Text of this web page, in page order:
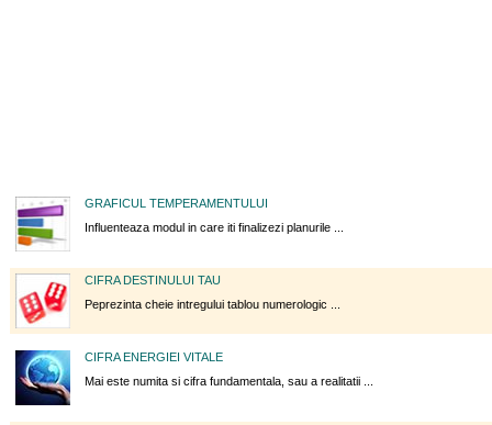
GRAFICUL TEMPERAMENTULUI
Influenteaza modul in care iti finalizezi planurile ...
CIFRA DESTINULUI TAU
Peprezinta cheie intregului tablou numerologic ...
CIFRA ENERGIEI VITALE
Mai este numita si cifra fundamentala, sau a realitatii ...